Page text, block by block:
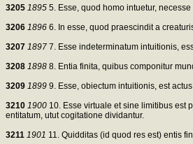
3205 1895 5. Esse, quod homo intuetur,
3206 1896 6. In esse, quod praescindit a
3207 1897 7. Esse indeterminatum intuitionis,
3208 1898 8. Entia finita, quibus componitur
3209 1899 9. Esse, obiectum intuitionis, est
3210 1900 10. Esse virtuale et sine limitibus est
entitatum, utut cogitatione dividantur.
3211 1901 11. Quidditas (id quod res est) entis